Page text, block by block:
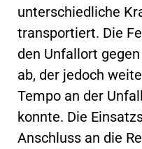
unterschiedliche
transportiert. Die
den Unfallort
ab, der jedoch
Tempo an der
konnte. Die
Anschluss an die